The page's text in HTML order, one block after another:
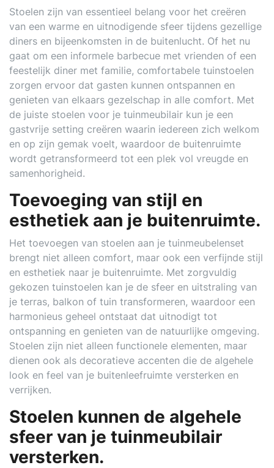
Stoelen zijn van essentieel belang voor het creëren
van een warme en uitnodigende sfeer tijdens gezellige
diners en bijeenkomsten in de buitenlucht. Of het nu
gaat om een informele barbecue met vrienden of een
feestelijk diner met familie, comfortabele tuinstoelen
zorgen ervoor dat gasten kunnen ontspannen en
genieten van elkaars gezelschap in alle comfort. Met
de juiste stoelen voor je tuinmeubilair kun je een
gastvrije setting creëren waarin iedereen zich welkom
en op zijn gemak voelt, waardoor de buitenruimte
wordt getransformeerd tot een plek vol vreugde en
samenhorigheid.
Toevoeging van stijl en
esthetiek aan je buitenruimte.
Het toevoegen van stoelen aan je tuinmeubelenset
brengt niet alleen comfort, maar ook een verfijnde stijl
en esthetiek naar je buitenruimte. Met zorgvuldig
gekozen tuinstoelen kan je de sfeer en uitstraling van
je terras, balkon of tuin transformeren, waardoor een
harmonieus geheel ontstaat dat uitnodigt tot
ontspanning en genieten van de natuurlijke omgeving.
Stoelen zijn niet alleen functionele elementen, maar
dienen ook als decoratieve accenten die de algehele
look en feel van je buitenleefruimte versterken en
verrijken.
Stoelen kunnen de algehele
sfeer van je tuinmeubilair
versterken.